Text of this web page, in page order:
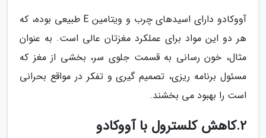
آووکادو دارای اسیدهای چرب و ویتامین E طبیعی بوده، که
هر دو این مواد برای عملکرد مغزتان عالی است. به عنوان
مثال، خون رسانی به قسمت جلوی سر، بخشی از مغز که
مسئول برنامه ریزی، تصمیم گیری و تفکر در مواقع بحرانی
است را بهبود می بخشند.
2.کاهش کلسترول با آووکادو